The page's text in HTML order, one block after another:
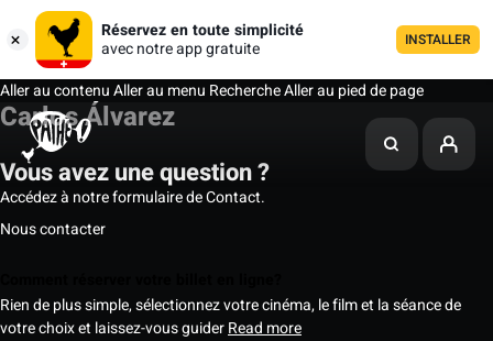
Réservez en toute simplicité
avec notre app gratuite
INSTALLER
Aller au contenuAller au menu RechercheAller au pied de page
Carlos Álvarez
Vous avez une question ?
Accédez à notre formulaire de Contact.
Nous contacter
Rien de plus simple, sélectionnez votre cinéma, le film et la séance de
votre choix et laissez-vous guiderRead more